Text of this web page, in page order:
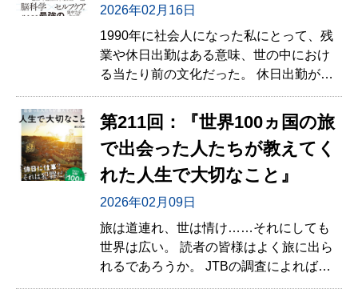
2026年02月16日
1990年に社会人になった私にとって、残
業や休日出勤はある意味、世の中におけ
る当たり前の文化だった。 休日出勤がカ
ッコいいと思っていた時代もあった。 ま
さに若気の至りである。
第211回：『世界100ヵ国の旅
で出会った人たちが教えてく
れた人生で大切なこと』
2026年02月09日
旅は道連れ、世は情け……それにしても
世界は広い。 読者の皆様はよく旅に出ら
れるであろうか。 JTBの調査によれば、
2025年12月～2026年1月の年末年始休暇